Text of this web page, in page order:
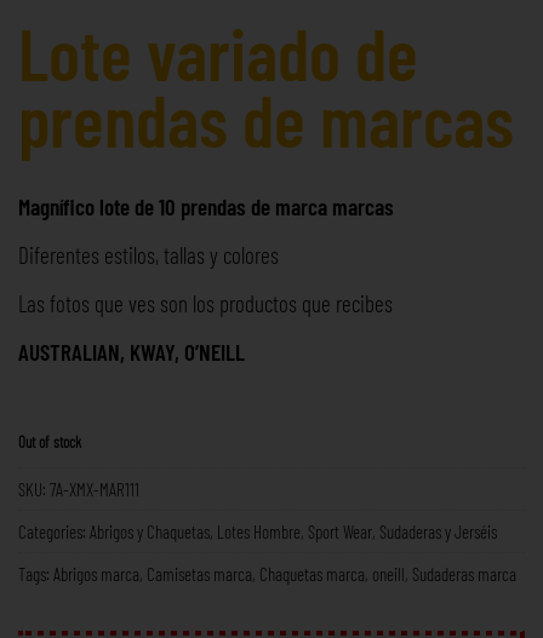
Lote variado de
prendas de marcas
Magnífico lote de 10 prendas de marca marcas
Diferentes estilos, tallas y colores
Las fotos que ves son los productos que recibes
AUSTRALIAN, KWAY, O’NEILL
Out of stock
SKU: 7A-XMX-MAR111
Categories: Abrigos y Chaquetas Lotes Hombre Sport Wear Sudaderas y Jerséis
Tags: Abrigos marca Camisetas marca Chaquetas marca oneill Sudaderas marca